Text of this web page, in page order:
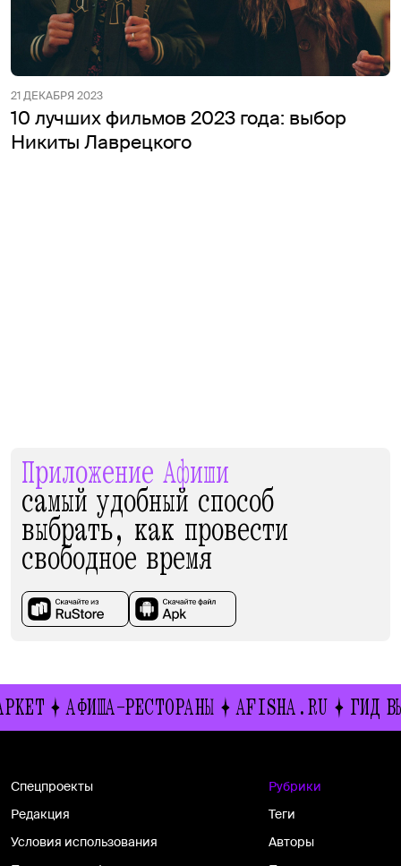
21 ДЕКАБРЯ 2023
10 лучших фильмов 2023 года: выбор
Никиты Лаврецкого
Приложение Афиши
самый удобный способ
выбрать, как провести
свободное время
АФИША-РЕСТОРАНЫ AFISHA.RU ГИД
Спецпроекты
Редакция
Условия использования
Рубрики
Теги
Авторы